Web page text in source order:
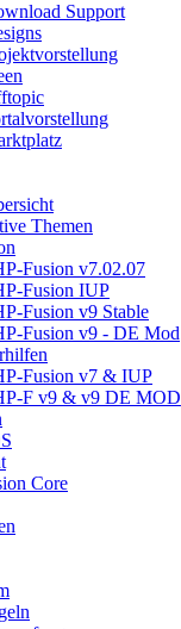
Support
Themen
Fusion v7.02.07
Fusion IUP
Fusion v9 Stable
Fusion v9 - DE Mod
Fusion v7 & IUP
F v9 & v9 DE MOD
Core